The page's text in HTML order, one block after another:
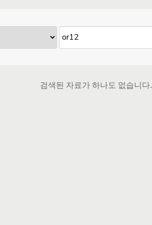
검색된 자료가 하나도 없습니다.